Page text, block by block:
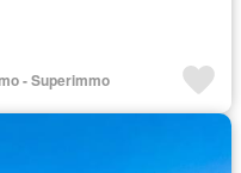
- Superimmo